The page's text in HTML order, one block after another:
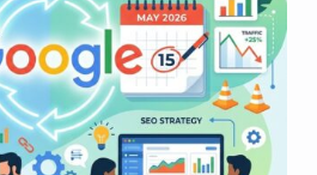
No Thanks